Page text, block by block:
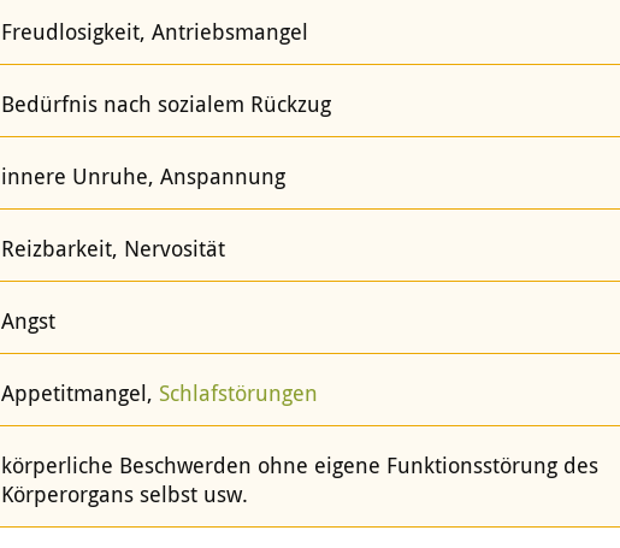
Freudlosigkeit, Antriebsmangel
Bedürfnis nach sozialem Rückzug
innere Unruhe, Anspannung
Reizbarkeit, Nervosität
Angst
Appetitmangel, Schlafstörungen
körperliche Beschwerden ohne eigene Funktionsstörung des
Körperorgans selbst usw.